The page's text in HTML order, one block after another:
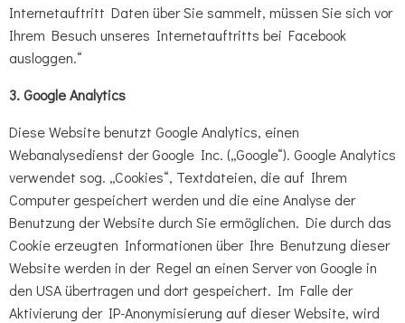
Internetauftritt Daten über Sie sammelt, müssen Sie sich vor
Ihrem Besuch unseres Internetauftritts bei Facebook
ausloggen.“
3. Google Analytics
Diese Website benutzt Google Analytics, einen
Webanalysedienst der Google Inc. („Google“). Google Analytics
verwendet sog. „Cookies“, Textdateien, die auf Ihrem
Computer gespeichert werden und die eine Analyse der
Benutzung der Website durch Sie ermöglichen. Die durch das
Cookie erzeugten Informationen über Ihre Benutzung dieser
Website werden in der Regel an einen Server von Google in
den USA übertragen und dort gespeichert. Im Falle der
Aktivierung der IP-Anonymisierung auf dieser Website, wird